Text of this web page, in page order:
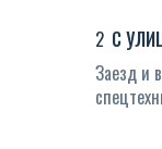
С
Заезд и